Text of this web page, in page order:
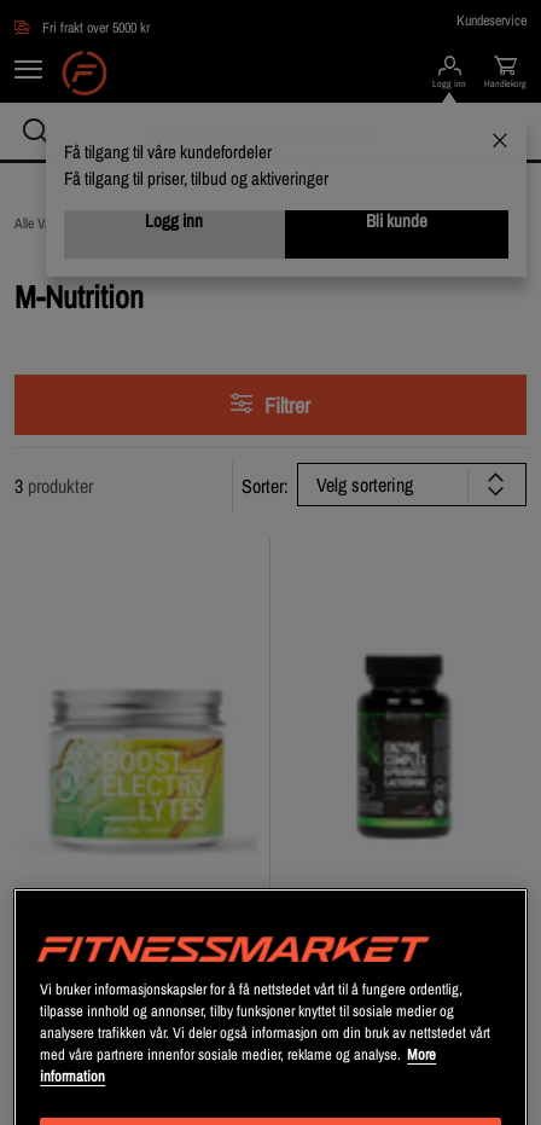
Fri frakt over 5000 kr Kundeservice
Logg inn
Få tilgang til våre kundefordeler
Få tilgang til priser, tilbud og aktiveringer
Logg inn
Bli kunde
Handlekorg
Alle Varemerker / M-Nutrition
M-Nutrition
Filtrer
3 produkter Sorter: Velg sortering
Elektrolytter Grønn Te Sitron
M-Nutrition
Registrer deg
Enzyme Complex and
Probiotic Lactospore, 100 caps
M-Nutrition
Registrer deg
Vi bruker informasjonskapsler for å få nettstedet vårt til å fungere ordentlig,
tilpasse innhold og annonser, tilby funksjoner knyttet til sosiale medier og
analysere trafikken vår. Vi deler også informasjon om din bruk av nettstedet vårt
med våre partnere innenfor sosiale medier, reklame og analyse. More
information